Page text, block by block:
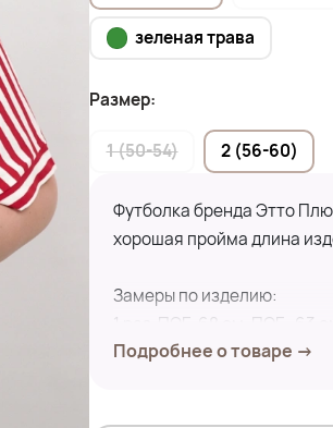
зеленая трава
Размер:
1 (50-54) 2 (56-60)
Футболка бренда Этто
хорошая пройма длина
Замеры по изделию:
1 раз-ПОГ- 68 см, ПОБ- 63
2 раз-ПОГ- 70 см, ПОБ- 64
Подробнее о товаре →